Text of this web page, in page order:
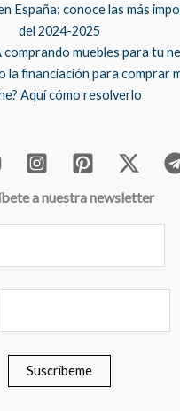
España: conoce las más
del 2024-2025
comprando muebles para tu
la financiación para comprar
Aquí cómo resolverlo
a nuestra newsletter